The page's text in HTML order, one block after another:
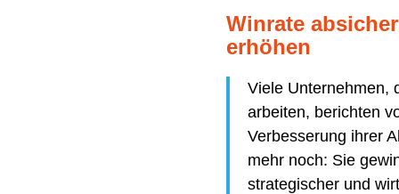
Winrate
erhöhen
Viele Unternehmen,
arbeiten, berichten
Verbesserung ihrer
mehr noch: Sie
strategischer und